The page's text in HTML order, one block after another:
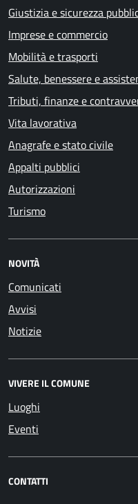
Giustizia e sicurezza
Imprese e commercio
Mobilità e trasporti
Salute, benessere e
Tributi, finanze e
Vita lavorativa
Anagrafe e stato civile
Appalti pubblici
Autorizzazioni
Turismo
NOVITÀ
Comunicati
Avvisi
Notizie
VIVERE IL COMUNE
Luoghi
Eventi
CONTATTI